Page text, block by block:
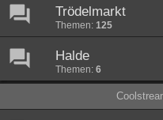
Trödelmarkt
Themen: 125
Halde
Themen: 6